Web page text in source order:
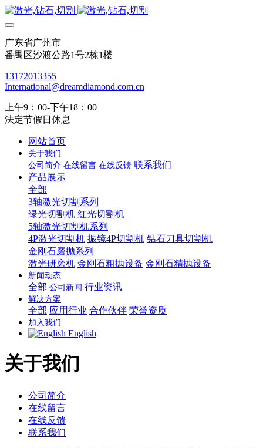
广东省广州市
番禺区沙渡公路1号2栋1楼
13172013355
International@dreamdiamond.com.cn
上午9：00-下午18：00
法定节假日休息
网站首页
关于我们
公司简介 在线留言 在线反馈 联系我们
产品展示
全部
3轴激光切割系列
绿光切割机 红光切割机
5轴激光切割机系列
4P激光切割机 振镜4P切割机 钻石刀具切割机
金刚石磨抛系列
激光研磨机 金刚石粗抛设备 金刚石精抛设备
新闻动态
全部 公司新闻 行业资讯
解决方案
全部 应用行业 合作伙伴 荣誉资质
加入我们
English
关于我们
公司简介
在线留言
在线反馈
联系我们